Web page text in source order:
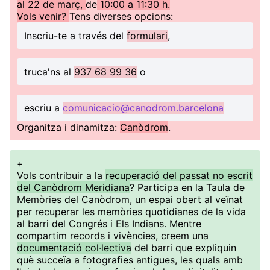
al 22 de març, de 10:00 a 11:30 h.
Vols venir? Tens diverses opcions:
Inscriu-te a través del formulari,
truca'ns al 937 68 99 36 o
escriu a comunicacio@canodrom.barcelona
Organitza i dinamitza: Canòdrom.
+
Vols contribuir a la recuperació del passat no escrit
del Canòdrom Meridiana? Participa en la Taula de
Memòries del Canòdrom, un espai obert al veïnat
per recuperar les memòries quotidianes de la vida
al barri del Congrés i Els Indians. Mentre
compartim records i vivències, creem una
documentació col·lectiva del barri que expliquin
què succeïa a fotografies antigues, les quals amb